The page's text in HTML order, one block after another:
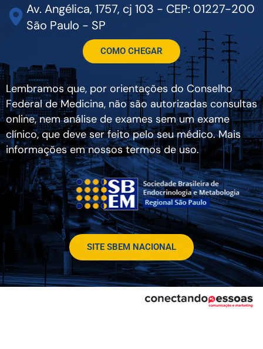
Av. Angélica, 1757, cj 103 - CEP: 01227-200
São Paulo - SP
COMO CHEGAR
Lembramos que, por orientações do Conselho
Federal de Medicina, não são autorizadas consultas
online, nem análise de exames sem um exame
clínico, que deve ser feito pelo seu médico. Mais
informações em nossos termos de uso.
SITE SBEM NACIONAL